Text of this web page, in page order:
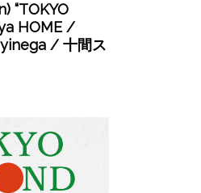
“TOKYO
HOME /
/ 十間ス